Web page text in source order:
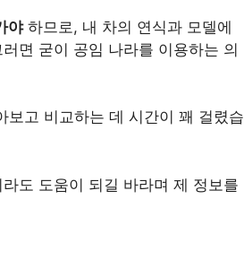
야하므로, 내 차의 연식과 모델에
면 굳이 공임 나라를 이용하는 의
보고 비교하는 데 시간이 꽤 걸렸습
도 도움이 되길 바라며 제 정보를